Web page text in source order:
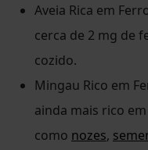
Aveia Rica em
cerca de 2 mg de
cozido.
Mingau Rico em
ainda mais rico
como nozes,